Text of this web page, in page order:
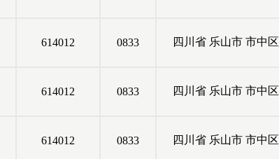
614012 0833 四川省 乐山市 市中区
614012 0833 四川省 乐山市 市中区
614012 0833 四川省 乐山市 市中区